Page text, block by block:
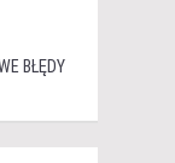
BŁĘDY